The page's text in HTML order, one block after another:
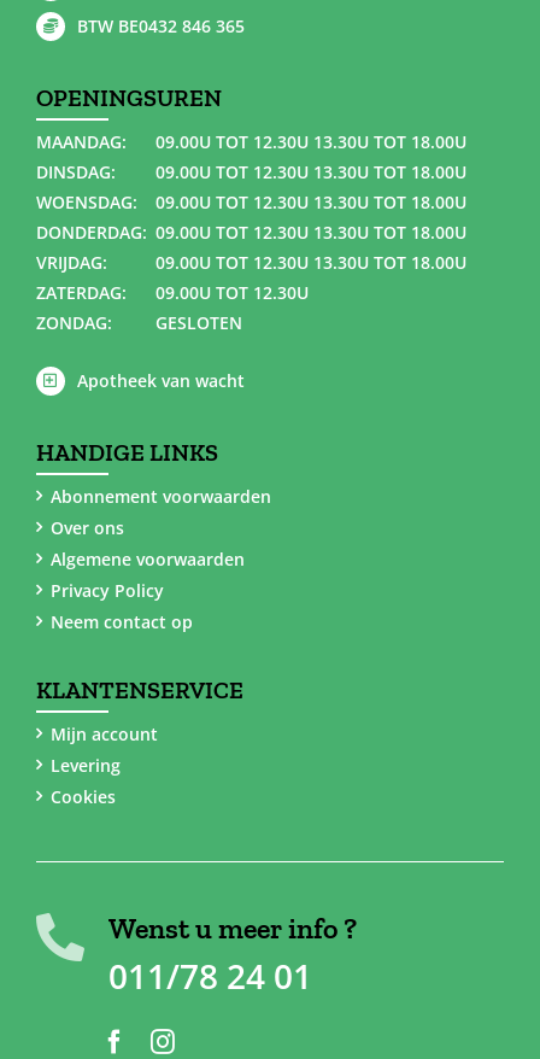
BTW BE0432 846 365
OPENINGSUREN
MAANDAG:
09.00U TOT 12.30U 13.30U TOT 18.00U
DINSDAG:
09.00U TOT 12.30U 13.30U TOT 18.00U
WOENSDAG:
09.00U TOT 12.30U 13.30U TOT 18.00U
DONDERDAG: 09.00U TOT 12.30U 13.30U TOT 18.00U
VRIJDAG:
09.00U TOT 12.30U 13.30U TOT 18.00U
ZATERDAG:
09.00U TOT 12.30U
ZONDAG:
GESLOTEN
Apotheek van wacht
HANDIGE LINKS
Abonnement voorwaarden
Over ons
Algemene voorwaarden
Privacy Policy
Neem contact op
KLANTENSERVICE
Mijn account
Levering
Cookies
Wenst u meer info ?
011/78 24 01